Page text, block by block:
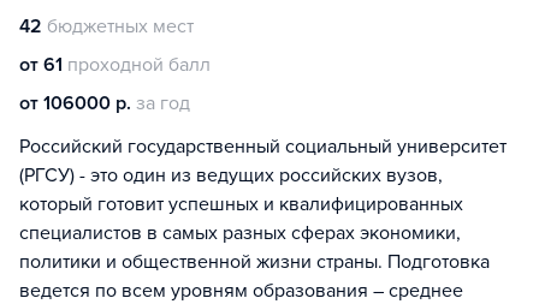
42 бюджетных мест
от 61 проходной балл
от 106000 р. за год
Российский государственный социальный университет
(РГСУ) - это один из ведущих российских вузов,
который готовит успешных и квалифицированных
специалистов в самых разных сферах экономики,
политики и общественной жизни страны. Подготовка
ведется по всем уровням образования – среднее